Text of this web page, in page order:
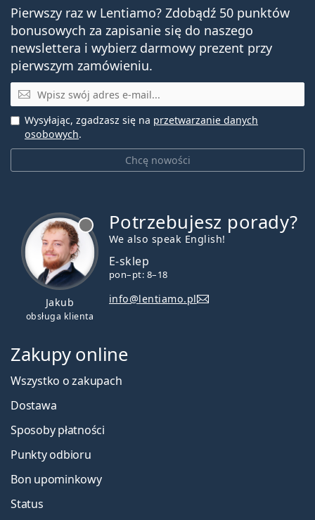
Pierwszy raz w Lentiamo? Zdobądź 50 punktów
bonusowych za zapisanie się do naszego
newslettera i wybierz darmowy prezent przy
pierwszym zamówieniu.
E-mail
Chcę nowości
Wysyłając, zgadzasz się na przetwarzanie danych
osobowych.
Jakub
obsługa klienta
Potrzebujesz porady?
We also speak English!
E-sklep
pon–pt: 8–18
info@lentiamo.pl
Zakupy online
Wszystko o zakupach
Dostawa
Sposoby płatności
Punkty odbioru
Bon upominkowy
Status